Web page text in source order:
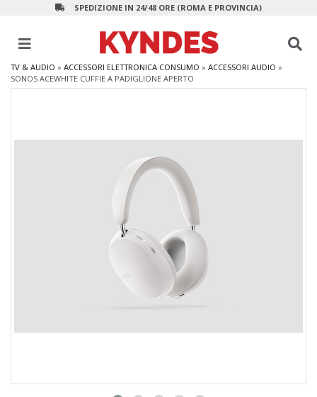
SPEDIZIONE IN 24/48 ORE (ROMA E PROVINCIA)
TV & AUDIO » ACCESSORI ELETTRONICA CONSUMO » ACCESSORI AUDIO »
SONOS ACEWHITE CUFFIE A PADIGLIONE APERTO